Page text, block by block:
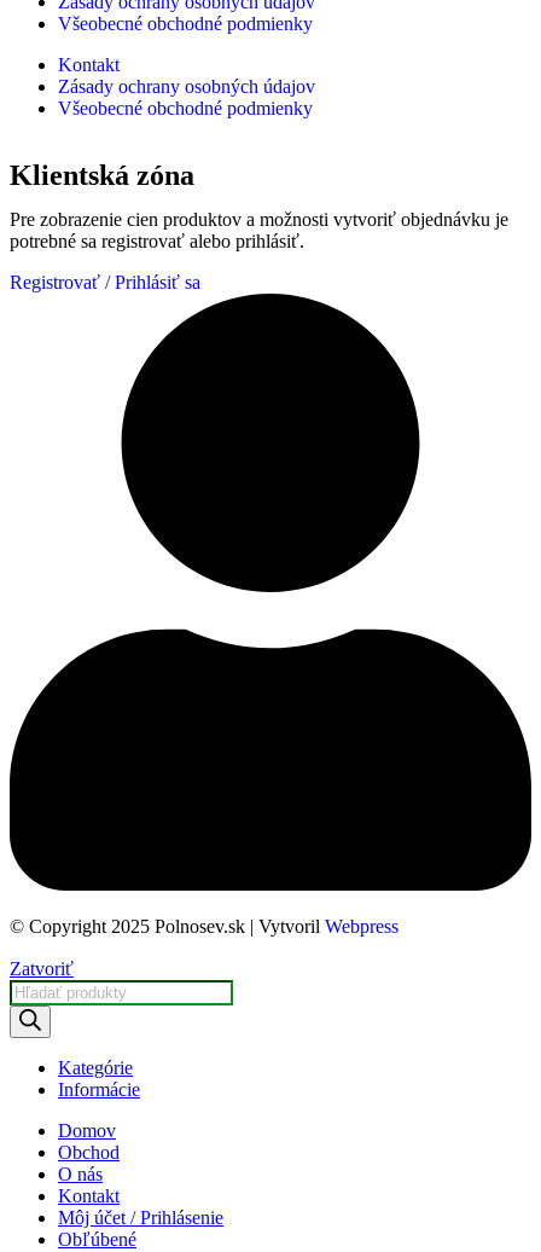
Všeobecné obchodné podmienky
Kontakt
Zásady ochrany osobných údajov
Všeobecné obchodné podmienky
Klientská zóna
Pre zobrazenie cien produktov a možnosti vytvoriť objednávku je
potrebné sa registrovať alebo prihlásiť.
Registrovať / Prihlásiť sa
© Copyright 2025 Polnosev.sk | Vytvoril Webpress
Zatvoriť
Kategórie
Informácie
Domov
Obchod
O nás
Kontakt
Môj účet / Prihlásenie
Obľúbené